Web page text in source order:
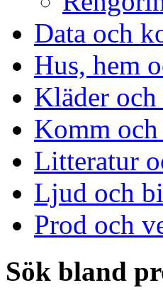
Data och
Hus, hem
Kläder
Komm
Litteratur
Ljud och
Prod och
Sök bland